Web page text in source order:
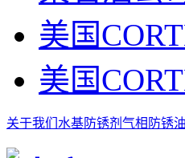
美国
美国
关于我们 水基防锈剂 气相防锈油